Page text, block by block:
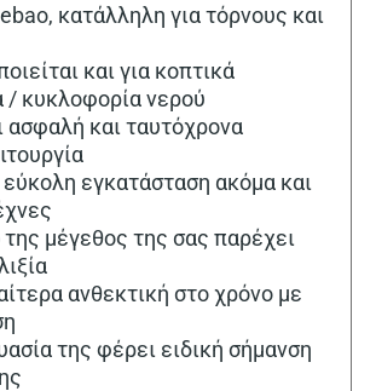
κατάλληλη για τόρνους και
και για κοπτικά
/ κυκλοφορία νερού
ασφαλή και ταυτόχρονα
εγκατάσταση ακόμα και
της μέγεθος της σας παρέχει
ανθεκτική στο χρόνο με
της φέρει ειδική σήμανση